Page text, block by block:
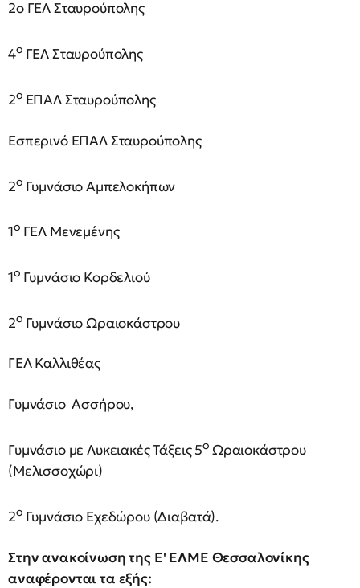
2ο ΓΕΛ Σταυρούπολης
4οΓΕΛ Σταυρούπολης
2οΕΠΑΛ Σταυρούπολης
Εσπερινό ΕΠΑΛ Σταυρούπολης
2οΓυμνάσιο Αμπελοκήπων
1οΓΕΛ Μενεμένης
1οΓυμνάσιο Κορδελιού
2οΓυμνάσιο Ωραιοκάστρου
ΓΕΛ Καλλιθέας
Γυμνάσιο Ασσήρου,
Γυμνάσιο με Λυκειακές Τάξεις 5ο Ωραιοκάστρου
(Μελισσοχώρι)
2οΓυμνάσιο Εχεδώρου (Διαβατά).
Στην ανακοίνωση της Ε' ΕΛΜΕ Θεσσαλονίκης
αναφέρονται τα εξής: